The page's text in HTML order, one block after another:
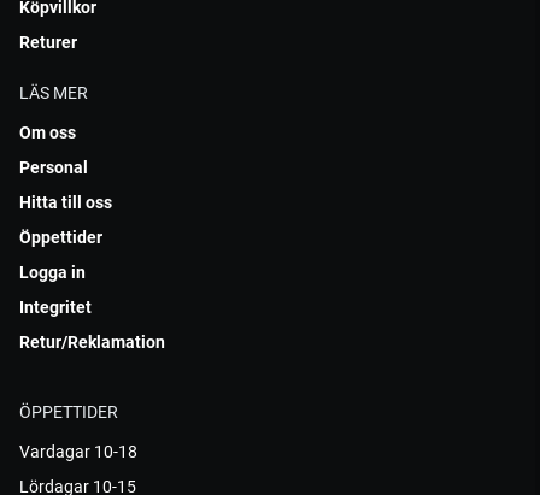
Köpvillkor
Returer
LÄS MER
Om oss
Personal
Hitta till oss
Öppettider
Logga in
Integritet
Retur/Reklamation
ÖPPETTIDER
Vardagar 10-18
Lördagar 10-15